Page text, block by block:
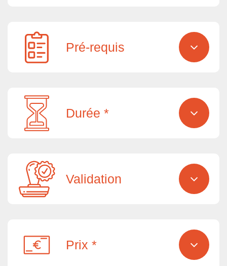
Pré-requis
Durée *
Validation
Prix *